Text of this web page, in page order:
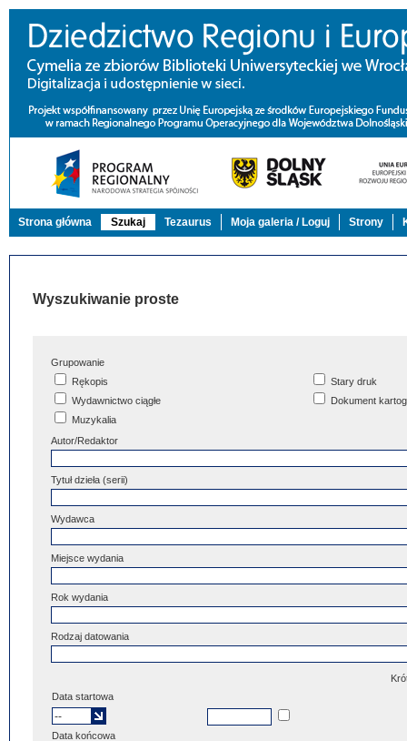
Strona główna Szukaj Tezaurus Moja galeria / Loguj Strony
Wyszukiwanie proste
Grupowanie
Rękopis
Stary druk
Wydawnictwo ciągłe
Dokument
Muzykalia
Autor/Redaktor
Tytuł dzieła (serii)
Wydawca
Miejsce wydania
Rok wydania
Rodzaj datowania
Data startowa
Data końcowa